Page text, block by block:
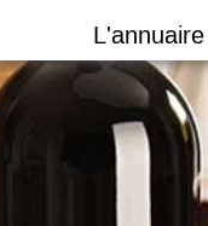
L'annuaire